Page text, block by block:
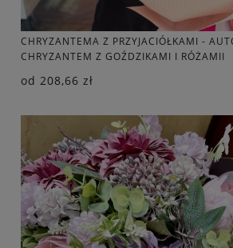
CHRYZANTEMA Z PRZYJACIÓŁKAMI -
CHRYZANTEM Z GOŹDZIKAMI I RÓŻAMII
od 208,66 zł